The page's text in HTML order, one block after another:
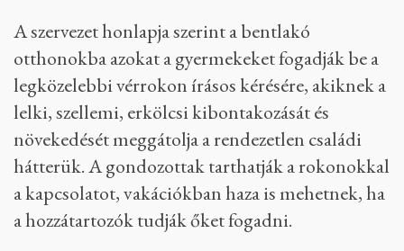
A szervezet honlapja szerint a bentlakó
otthonokba azokat a gyermekeket fogadják be a
legközelebbi vérrokon írásos kérésére, akiknek a
lelki, szellemi, erkölcsi kibontakozását és
növekedését meggátolja a rendezetlen családi
hátterük. A gondozottak tarthatják a rokonokkal
a kapcsolatot, vakációkban haza is mehetnek, ha
a hozzátartozók tudják őket fogadni.